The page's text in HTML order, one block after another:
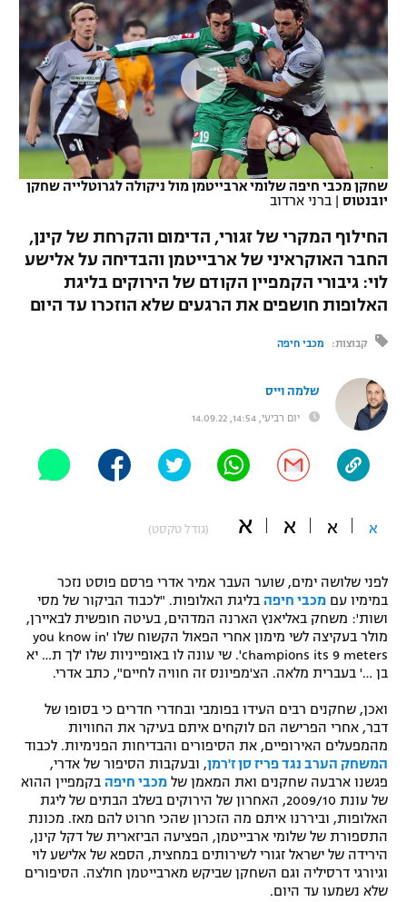
VOD
רץ ברשת
תוצאות
לוח שידורים
ברחבה
"מחצית בשכונה" – פודקאסט
תקנון עבור פעילות אלקטרה
תקנון עבור פעילות ספורט 1 – "מרלן"
גיימינג E-Sports
תנאי שימוש
מדיניות פרטיות
תקנון פעילות ספורט 1
רשיון להקרנה פומבית לבית עסק
הצטרפות לחבילת הערוצים
נבחרת ישראל
מכבי חיפה
בית"ר ירושלים
מכבי תל אביב
הפועל תל אביב
הפועל חיפה
הפועל באר שבע
ליגה ספרדית
ליגה איטלקית
ליגה צרפתית
ליגה הולנדית
ליגה סינית
ליגה ברזילאית
ליגות נוספות
כדורסל נשים
מכבי תל אביב
הפועל חולון
הפועל ירושלים
דני אבדיה
יורוליג
יורוקאפ
טניס
כדוריד
כדורעף
שחייה
ג'ודו
אגרוף
ספורט אולימפי
היאבקות WWE
כדורמים
פוטבול אמריקאי NFL
בייסבול MLB
ספורט אתגרי ואקסטרים
אומנויות לחימה
גיימינג E-Sports
שחקן מכבי חיפה שלומי ארבייטמן מול ניקולה לגרוטלייה שחקן
יובנטוס | ברני ארדוב
החילוף המקרי של זגורי, הדימום והקרחת של קינן,
החבר האוקראיני של ארבייטמן והבדיחה על אלישע
לוי: גיבורי הקמפיין הקודם של הירוקים בליגת
האלופות חושפים את הרגעים שלא הוזכרו עד היום
קבוצות: מכבי חיפה
שלמה וייס
יום רביעי, 14:54, 14.09.22
א א א א (גודל טקסט)
לפני שלושה ימים, שוער העבר אמיר אדרי פרסם פוסט נזכר
במימיו עם מכבי חיפה בליגת האלופות. "לכבוד הביקור של מסי
ושות': משחק באליאנץ הארנה המדהים, בעיטה חופשית לבאיירן,
מולר בעקיצה לשי מימון אחרי הפאול הקשוח שלו 'you know in
champions its 9 meters'. שי עונה לו באופייניות שלו 'לך ת… יא
בן …' בעברית מלאה. הצ'מפיונס זה חוויה לחיים", כתב אדרי.
ואכן, שחקנים רבים העידו בפומבי ובחדרי חדרים כי בסופו של
דבר, אחרי הפרישה הם לוקחים איתם בעיקר את החוויות
מהמפעלים האירופיים, את הסיפורים והבדיחות הפנימיות. לכבוד
המשחק הערב נגד פריז סן ז'רמן, ובעקבות הסיפור של אדרי,
פגשנו ארבעה שחקנים ואת המאמן של מכבי חיפה בקמפיין ההוא
של עונת 2009/10, האחרון של הירוקים בשלב הבתים של ליגת
האלופות, וביררנו איתם מה הזכרון שהכי חרוט להם מאז. מכונת
התספורת של שלומי ארבייטמן, הפציעה הביזארית של דקל קינן,
הירידה של ישראל זגורי לשירותים במחצית, הספא של אלישע לוי
וגיורגי דרסיליה וגם השחקן שביקש מארבייטמן חולצה. הסיפורים
שלא נשמעו עד היום.